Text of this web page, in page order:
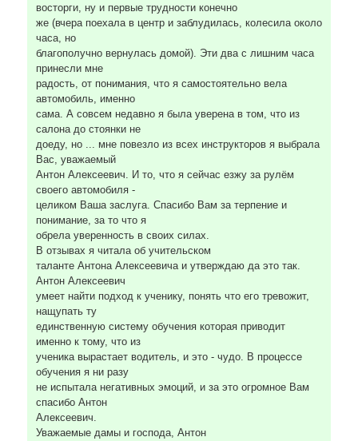
восторги, ну и первые трудности конечно
же (вчера поехала в центр и заблудилась, колесила около
часа, но
благополучно вернулась домой). Эти два с лишним часа
принесли мне
радость, от понимания, что я самостоятельно вела
автомобиль, именно
сама. А совсем недавно я была уверена в том, что из
салона до стоянки не
доеду, но ... мне повезло из всех инструкторов я выбрала
Вас, уважаемый
Антон Алексеевич. И то, что я сейчас езжу за рулём
своего автомобиля -
целиком Ваша заслуга. Спасибо Вам за терпение и
понимание, за то что я
обрела уверенность в своих силах.
В отзывах я читала об учительском
таланте Антона Алексеевича и утверждаю да это так.
Антон Алексеевич
умеет найти подход к ученику, понять что его тревожит,
нащупать ту
единственную систему обучения которая приводит
именно к тому, что из
ученика вырастает водитель, и это - чудо. В процессе
обучения я ни разу
не испытала негативных эмоций, и за это огромное Вам
спасибо Антон
Алексеевич.
Уважаемые дамы и господа, Антон